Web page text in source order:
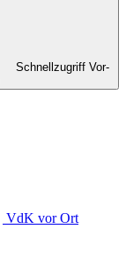
Schnellzugriff Vor-
VdK vor Ort